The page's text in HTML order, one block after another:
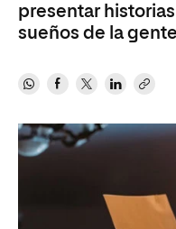
presentar
sueños de la